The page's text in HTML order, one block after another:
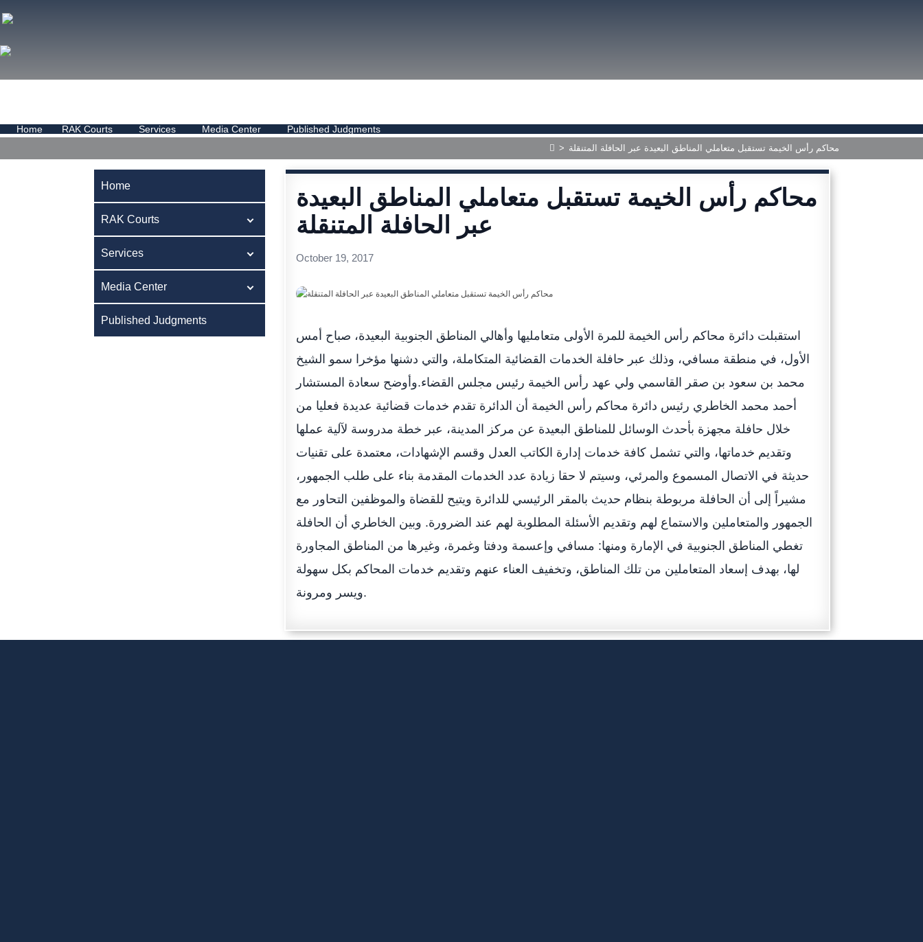
Home RAK Courts Services Media Center Published Judgments
> محاكم رأس الخيمة تستقبل متعاملي المناطق البعيدة عبر الحافلة المتنقلة
Home
RAK Courts
Services
Media Center
Published Judgments
محاكم رأس الخيمة تستقبل متعاملي المناطق البعيدة
عبر الحافلة المتنقلة
October 19, 2017
استقبلت دائرة محاكم رأس الخيمة للمرة الأولى متعامليها وأهالي المناطق الجنوبية البعيدة، صباح أمس
الأول، في منطقة مسافي، وذلك عبر حافلة الخدمات القضائية المتكاملة، والتي دشنها مؤخرا سمو الشيخ
محمد بن سعود بن صقر القاسمي ولي عهد رأس الخيمة رئيس مجلس القضاء.وأوضح سعادة المستشار
أحمد محمد الخاطري رئيس دائرة محاكم رأس الخيمة أن الدائرة تقدم خدمات قضائية عديدة فعليا من
خلال حافلة مجهزة بأحدث الوسائل للمناطق البعيدة عن مركز المدينة، عبر خطة مدروسة لآلية عملها
وتقديم خدماتها، والتي تشمل كافة خدمات إدارة الكاتب العدل وقسم الإشهادات، معتمدة على تقنيات
حديثة في الاتصال المسموع والمرئي، وسيتم لا حقا زيادة عدد الخدمات المقدمة بناء على طلب الجمهور،
مشيراً إلى أن الحافلة مربوطة بنظام حديث بالمقر الرئيسي للدائرة ويتيح للقضاة والموظفين التحاور مع
الجمهور والمتعاملين والاستماع لهم وتقديم الأسئلة المطلوبة لهم عند الضرورة. وبين الخاطري أن الحافلة
تغطي المناطق الجنوبية في الإمارة ومنها: مسافي وإعسمة ودفتا وغمرة، وغيرها من المناطق المجاورة
لها، بهدف إسعاد المتعاملين من تلك المناطق، وتخفيف العناء عنهم وتقديم خدمات المحاكم بكل سهولة
ويسر ومرونة.